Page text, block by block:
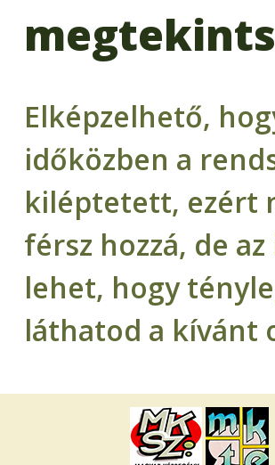
Elképzelhető,
időközben a
kiléptetett, ezért
férsz hozzá, de az
lehet, hogy
láthatod a kívánt